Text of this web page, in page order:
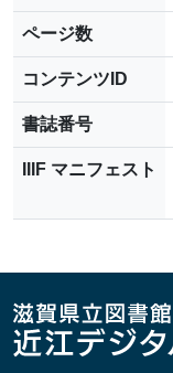
ページ数
コンテンツID
書誌番号
IIIF マニフェスト